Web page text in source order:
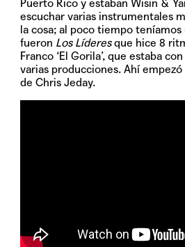
Puerto Rico y estaban Wisin &
escuchar varias instrumentales
la cosa; al poco tiempo
fueron Los Líderesque hice 8
Franco ‘El Gorila’, que estaba
varias producciones. Ahí
de Chris Jeday.